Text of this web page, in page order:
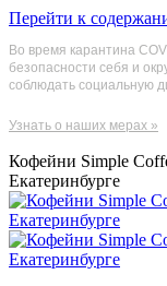
Перейти к
Во время карантина
безопасности себя и
соблюдать социальную
Узнать о наших мерах »
Кофейни Simple
Екатеринбурге